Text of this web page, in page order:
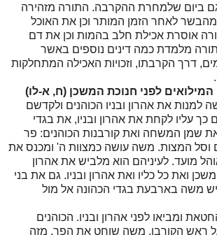
גם ביום שלמחרת ההקרבה. התורה מזהירה
לאחר הזמן המותר וכן את האוכל
אוסרת אכילת חלב בהמות וכן את דם
מלמדת כמה דינים נוספים באשר
דרך הקרבתו, וזכויות האכילה המתחלקות
המילואים לפני חנוכת המשכן (ח, א-לו)
למנות את אהרון ובניו הכוהנים ולקדשם
כך עליו לקחת את אהרון ובניו, את בגדי
שמן המשחה ואת קורבנות הכוהנים: פר
וסל המצות. משה עושה כמצוות ה' ומכנס את
מועד. לעיניהם הוא מלביש את אהרון
ואת כל כליו ואת אהרון ובניו. גם את בני
משה בארבעת בגדי הכהונה אל מול
ומביאו לפני אהרון ובניו. הכוהנים
ראש הקורבן. משה שוחט את הפר, מזה